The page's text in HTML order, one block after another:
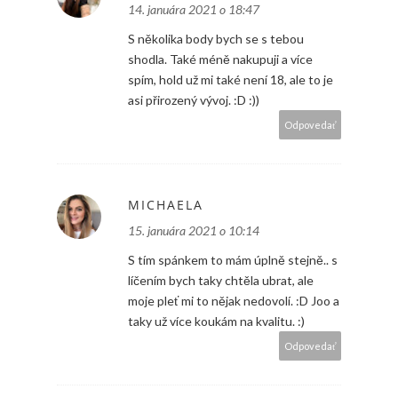
14. januára 2021 o 18:47
S několika body bych se s tebou
shodla. Také méně nakupuji a více
spím, hold už mi také není 18, ale to je
asi přirozený vývoj. :D :))
Odpovedať
MICHAELA
15. januára 2021 o 10:14
S tím spánkem to mám úplně stejně.. s
líčením bych taky chtěla ubrat, ale
moje pleť mi to nějak nedovolí. :D Joo a
taky už více koukám na kvalitu. :)
Odpovedať